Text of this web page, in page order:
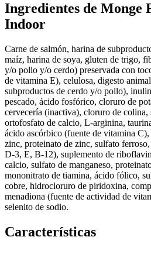
Ingredientes de Monge
Indoor
Carne de salmón, harina de
maíz, harina de soya, gluten de trigo,
y/o pollo y/o cerdo) preservada con
de vitamina E), celulosa, digesto
subproductos de cerdo y/o pollo),
pescado, ácido fosfórico, cloruro de
cervecería (inactiva), cloruro de colina,
ortofosfato de calcio, L-arginina,
ácido ascórbico (fuente de vitamina
zinc, proteinato de zinc, sulfato
D-3, E, B-12), suplemento de
calcio, sulfato de manganeso,
mononitrato de tiamina, ácido fólico,
cobre, hidrocloruro de piridoxina,
menadiona (fuente de actividad de
selenito de sodio.
Características